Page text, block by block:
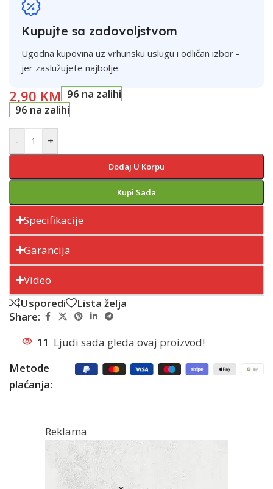
Kupujte sa zadovoljstvom
Ugodna kupovina uz vrhunsku uslugu i odličan izbor -
jer zaslužujete najbolje.
2,90 KM 96 na zalihi
96 na zalihi
- +
Dodaj U Korpu
Kupi Sada
Specifikacije
Garancija
Video
Usporedi
Lista želja
Share:
11 Ljudi sada gleda ovaj proizvod!
Metode
plaćanja:
Reklama